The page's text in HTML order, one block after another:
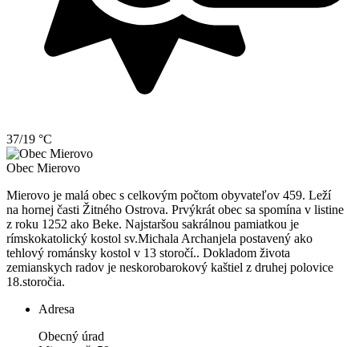
37/19 °C
Obec Mierovo
Mierovo je malá obec s celkovým počtom obyvateľov 459. Leží
na hornej časti Žitného Ostrova. Prvýkrát obec sa spomína v listine
z roku 1252 ako Beke. Najstaršou sakrálnou pamiatkou je
rímskokatolický kostol sv.Michala Archanjela postavený ako
tehlový románsky kostol v 13 storočí.. Dokladom života
zemianskych radov je neskorobarokový kaštiel z druhej polovice
18.storočia.
Adresa
Obecný úrad